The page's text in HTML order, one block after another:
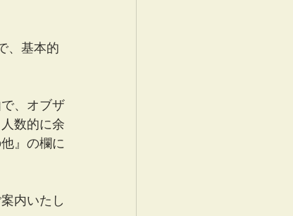
、基本的
、オブザ
数的に余
』の欄に
内いたし